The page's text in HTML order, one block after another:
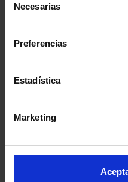
Necesarias
Preferencias
Estadística
Marketing